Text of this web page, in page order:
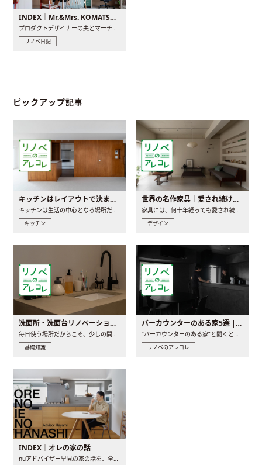
INDEX｜Mr.&Mrs. KOMATSU renovation diary
プロダクトデザイナーの夫とマーチャンダイザーの妻が、夫婦で..
リノベ日記
ピックアップ記事
キッチンはレイアウトで決まる。後悔しないための考え方と選び方
キッチン
世界の名作家具｜愛され続ける理由と一生モノとの出会い方
デザイン
洗面所・洗面台リノベーションの事例と間取りアイデア
毎日使う場所だからこそ、少しの間取りの工夫や素材の選び方で..
基礎知識
バーカウンターのある家5選 | 日常に馴染む“距離の近い”キッチンとは
“バーカウンターのある家”と聞くと、少し特別な、大人のための..
リノベのアレコレ
INDEX｜オレの家の話
nuアドバイザー早見の家の話を、全4話でお届け。リノベーションを..